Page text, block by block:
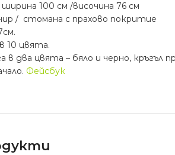
100 см /височина 76 см
/ стомана с прахово покритие
10 цвята.
в два цвята – бяло и черно, кръгъл
Фейсбук